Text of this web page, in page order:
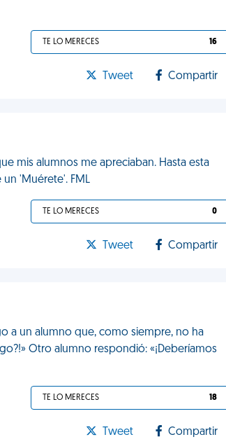
TE LO MERECES 16
Tweet Compartir
mis alumnos me apreciaban. Hasta esta
un 'Muérete'. FML
TE LO MERECES 0
Tweet Compartir
a un alumno que, como siempre, no ha
Otro alumno respondió: «¡Deberíamos
TE LO MERECES 18
Tweet Compartir